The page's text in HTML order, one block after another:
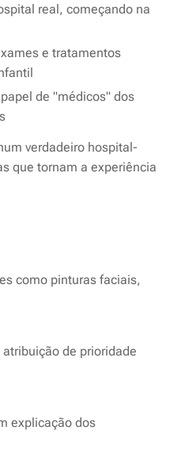
real, começando na
e tratamentos
de "médicos" dos
verdadeiro hospital-
que tornam a experiência
como pinturas faciais,
de prioridade
explicação dos